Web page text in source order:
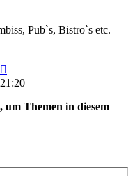
Pub`s, Bistro`s etc.
Beitrag
um Themen in diesem